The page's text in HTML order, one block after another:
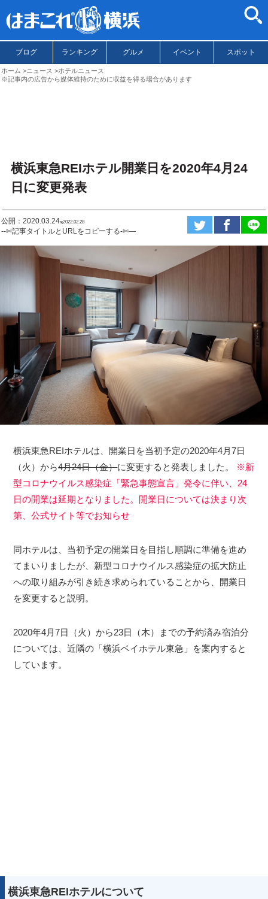
ブログ ランキング グルメ イベント スポット
ホーム ニュース
ホテルニュース
※記事内の広告から媒体維持のために収益を得る場合があります
横浜東急REIホテル開業日を2020年4月24
日に変更発表
公開：2020.03.24ಇ2022.02.28
--✄記事タイトルとURLをコピーする-✄—
横浜東急REIホテルは、開業日を当初予定の2020年4月7日
（火）から4月24日（金）に変更すると発表しました。 ※新
型コロナウイルス感染症「緊急事態宣言」発令に伴い、24
日の開業は延期となりました。開業日については決まり次
第、公式サイト等でお知らせ
同ホテルは、当初予定の開業日を目指し順調に準備を進め
てまいりましたが、新型コロナウイルス感染症の拡大防止
への取り組みが引き続き求められていることから、開業日
を変更すると説明。
2020年4月7日（火）から23日（木）までの予約済み宿泊分
については、近隣の「横浜ベイホテル東急」を案内すると
しています。
横浜東急REIホテルについて